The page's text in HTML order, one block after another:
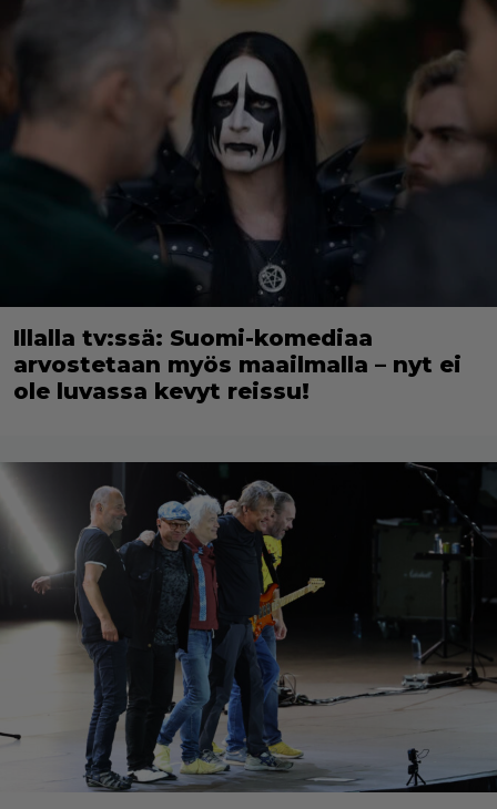
Illalla tv:ssä: Suomi-komediaa
arvostetaan myös maailmalla – nyt ei
ole luvassa kevyt reissu!